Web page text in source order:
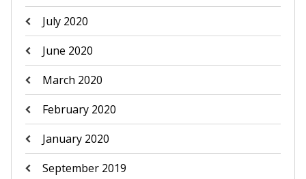
July 2020
June 2020
March 2020
February 2020
January 2020
September 2019